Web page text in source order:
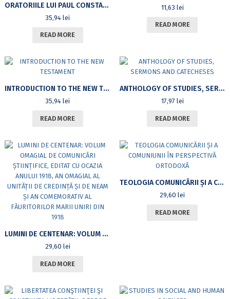
ORATORIILE LUI PAUL CONSTANTINESCU
35,94lei
READ MORE
11,63 lei
READ MORE
INTRODUCTION TO THE NEW TESTAMENT
35,94lei
READ MORE
ANTHOLOGY OF STUDIES, SERMONS AND CATECHESES
17,97 lei
READ MORE
LUMINI DE CENTENAR: VOLUM OMAGIAL DE COMUNICĂRI ȘTIINȚIFICE, EDITAT CU OCAZIA ANULUI 1918, AN OMAGIAL AL UNITĂȚII DE CREDINȚĂ ȘI DE NEAM ȘI AN COMEMORATIV AL FĂURITORILOR MARII UNIRI DIN 1918
29,60 lei
READ MORE
TEOLOGIA COMUNICĂRII ȘI A COMUNIUNII ÎN PERSPECTIVĂ ORTODOXĂ
29,60lei
READ MORE